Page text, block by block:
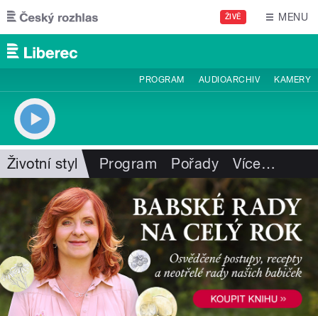
Přejít k hlavnímu obsahu
ŽIVĚ MENU
PROGRAM AUDIOARCHIV KAMERY
Životní styl Program Pořady Více…